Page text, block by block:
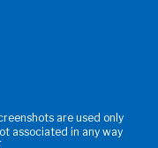
are used only
associated in any way